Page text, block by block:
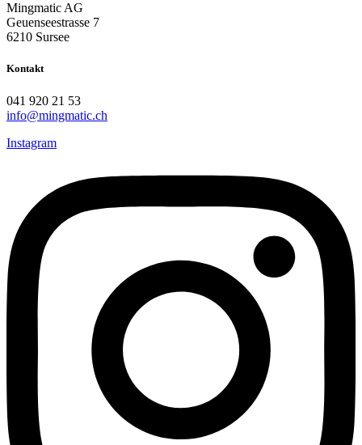
Mingmatic AG
Geuenseestrasse 7
6210 Sursee
Kontakt
041 920 21 53
info@mingmatic.ch
Instagram